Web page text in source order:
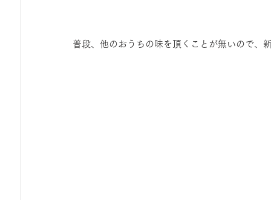
普段、他のおうちの味を頂くことが無いので、